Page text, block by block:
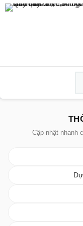
Cập nhật nhanh